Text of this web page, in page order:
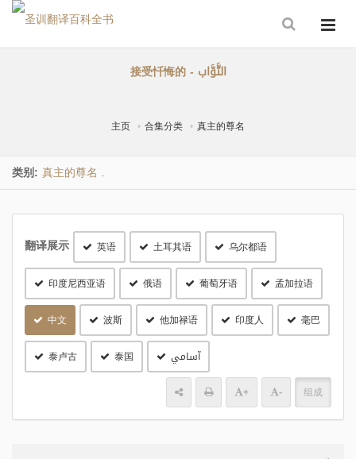
接受忏悔的 - التَّوَّاب
主页 合集分类 真主的尊名
类别: 真主的尊名
翻译展示 英语 土耳其语 乌尔都语
印度尼西亚语 俄语 葡萄牙语 孟加拉语
中文 波斯 他加禄语 印度人 毫巴
泰卢古 泰国 آسامي
+ - 组成